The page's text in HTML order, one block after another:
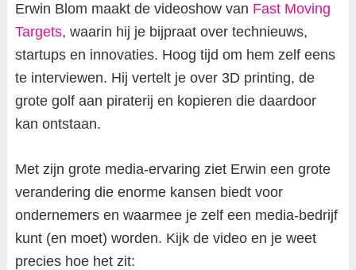
Erwin Blom maakt de videoshow van Fast Moving
Targets, waarin hij je bijpraat over technieuws,
startups en innovaties. Hoog tijd om hem zelf eens
te interviewen. Hij vertelt je over 3D printing, de
grote golf aan piraterij en kopieren die daardoor
kan ontstaan.
Met zijn grote media-ervaring ziet Erwin een grote
verandering die enorme kansen biedt voor
ondernemers en waarmee je zelf een media-bedrijf
kunt (en moet) worden. Kijk de video en je weet
precies hoe het zit: